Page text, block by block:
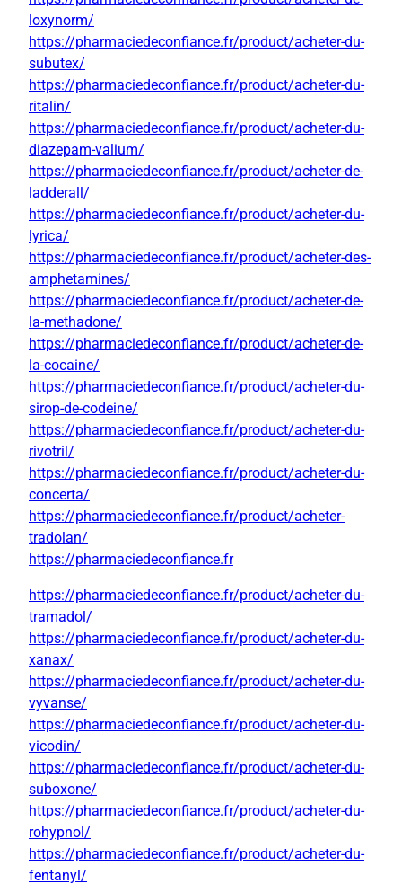
loxynorm/
https://pharmaciedeconfiance.fr/product/acheter-du-
subutex/
https://pharmaciedeconfiance.fr/product/acheter-du-
ritalin/
https://pharmaciedeconfiance.fr/product/acheter-du-
diazepam-valium/
https://pharmaciedeconfiance.fr/product/acheter-de-
ladderall/
https://pharmaciedeconfiance.fr/product/acheter-du-
lyrica/
https://pharmaciedeconfiance.fr/product/acheter-des-
amphetamines/
https://pharmaciedeconfiance.fr/product/acheter-de-
la-methadone/
https://pharmaciedeconfiance.fr/product/acheter-de-
la-cocaine/
https://pharmaciedeconfiance.fr/product/acheter-du-
sirop-de-codeine/
https://pharmaciedeconfiance.fr/product/acheter-du-
rivotril/
https://pharmaciedeconfiance.fr/product/acheter-du-
concerta/
https://pharmaciedeconfiance.fr/product/acheter-
tradolan/
https://pharmaciedeconfiance.fr
https://pharmaciedeconfiance.fr/product/acheter-du-
tramadol/
https://pharmaciedeconfiance.fr/product/acheter-du-
xanax/
https://pharmaciedeconfiance.fr/product/acheter-du-
vyvanse/
https://pharmaciedeconfiance.fr/product/acheter-du-
vicodin/
https://pharmaciedeconfiance.fr/product/acheter-du-
suboxone/
https://pharmaciedeconfiance.fr/product/acheter-du-
rohypnol/
https://pharmaciedeconfiance.fr/product/acheter-du-
fentanyl/